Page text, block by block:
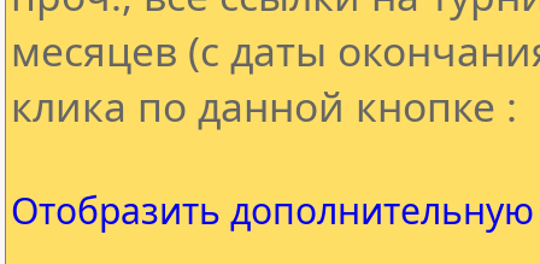
месяцев (с даты
клика по данной кнопке :
Отобразить